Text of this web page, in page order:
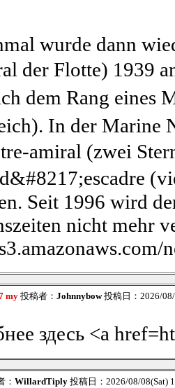
wurde dann
der Flotte) 1939
dem Rang eines
In der Marine
amiral (zwei
Seit 1996 wird
nicht mehr
my 投稿者： Johnnybow投稿日：2026/
здесь <a
： WillardTiply 投稿日：2026/08/08(Sat)